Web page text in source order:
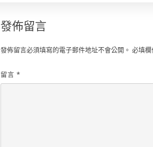
發佈留言
發佈留言必須填寫的電子郵件地址不會公開。 必填
留言*